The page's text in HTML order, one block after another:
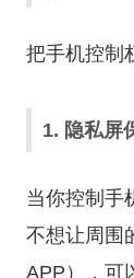
把手机控制
1. 隐私屏
当你控制手
不想让周围
APP），可